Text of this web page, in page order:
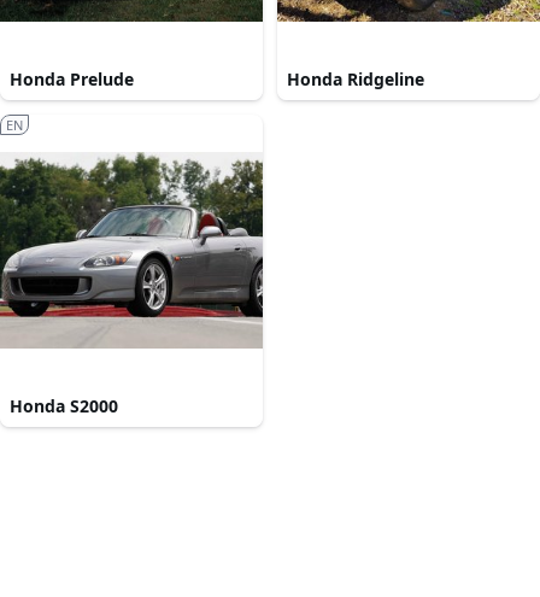
Honda Prelude Honda Ridgeline
Honda S2000
EN